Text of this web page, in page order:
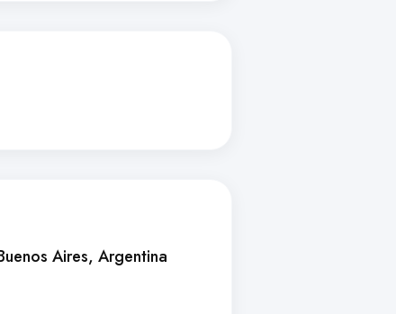
Aires, Argentina